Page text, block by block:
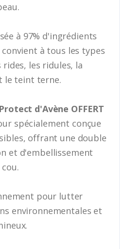
à 97% d'ingrédients
à tous les types
les ridules, la
le teint terne.
d'Avène OFFERT
spécialement conçue
offrant une double
et d'embellissement
pour lutter
environnementales et